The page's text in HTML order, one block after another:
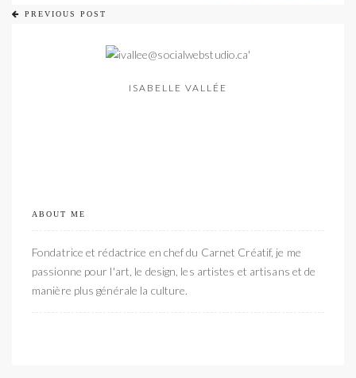
PREVIOUS POST
ISABELLE VALLÉE
ABOUT ME
Fondatrice et rédactrice en chef du Carnet Créatif, je me
passionne pour l'art, le design, les artistes et artisans et de
manière plus générale la culture.